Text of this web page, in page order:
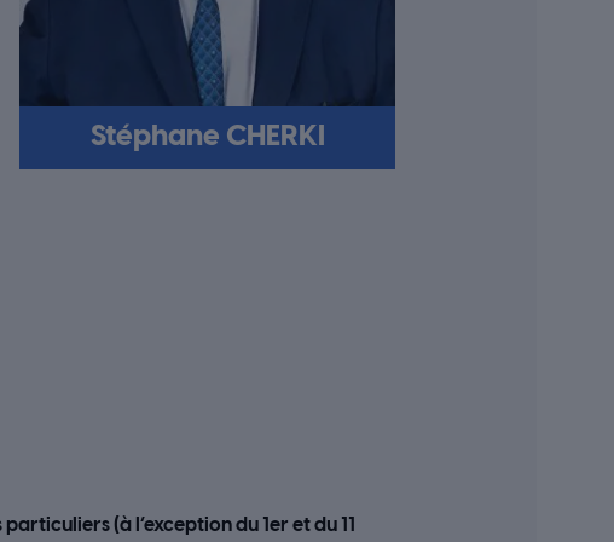
Stéphane CHERKI
(à l’exception du 1er et du 11